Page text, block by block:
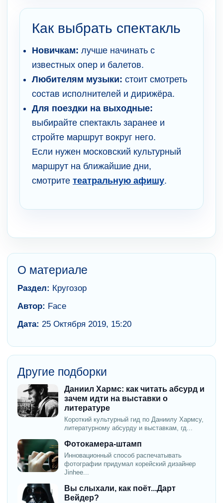
Как выбрать спектакль
Новичкам: лучше начинать с
известных опер и балетов.
Любителям музыки: стоит смотреть
состав исполнителей и дирижёра.
Для поездки на выходные:
выбирайте спектакль заранее и
стройте маршрут вокруг него.
Если нужен московский культурный
маршрут на ближайшие дни,
смотрите театральную афишу.
О материале
Раздел: Кругозор
Автор: Face
Дата: 25 Октября 2019, 15:20
Другие подборки
Даниил Хармс: как читать абсурд и
зачем идти на выставки о
литературе
Короткий культурный гид по Даниилу Хармсу,
литературному абсурду и выставкам, гд...
Фотокамера-штамп
Инновационный способ распечатывать
фотографии придумал корейский дизайнер
Jinhee...
Вы слыхали, как поёт...Дарт
Вейдер?